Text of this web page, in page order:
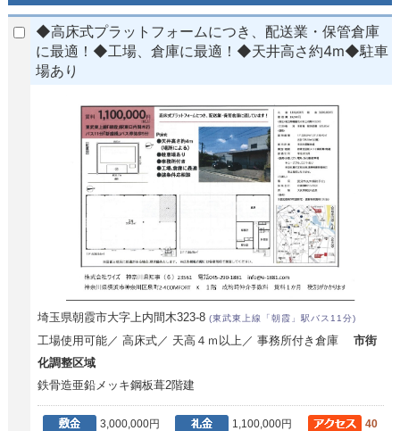
◆高床式プラットフォームにつき、配送業・保管倉庫
に最適！◆工場、倉庫に最適！◆天井高さ約4m◆駐車
場あり
埼玉県朝霞市大字上内間木323-8(東武東上線「朝霞」駅バス11分)
工場使用可能／ 高床式／ 天高４ｍ以上／ 事務所付き倉庫市街
化調整区域
鉄骨造亜鉛メッキ鋼板葺2階建
3,000,000円 1,100,000円 40